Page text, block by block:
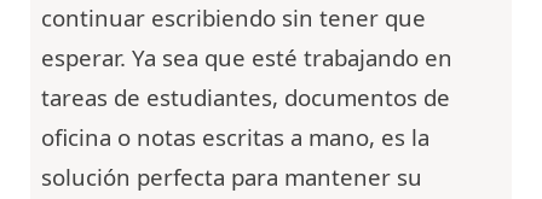
continuar escribiendo sin tener que
esperar. Ya sea que esté trabajando en
tareas de estudiantes, documentos de
oficina o notas escritas a mano, es la
solución perfecta para mantener su